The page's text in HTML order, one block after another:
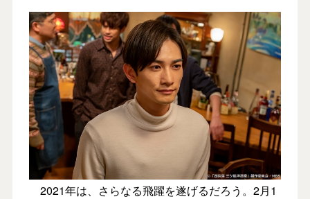
2021年は、さらなる飛躍を遂げるだろう。2月1